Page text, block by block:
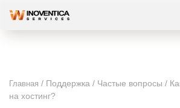
Главная / Поддержка / Частые вопросы /
на хостинг?